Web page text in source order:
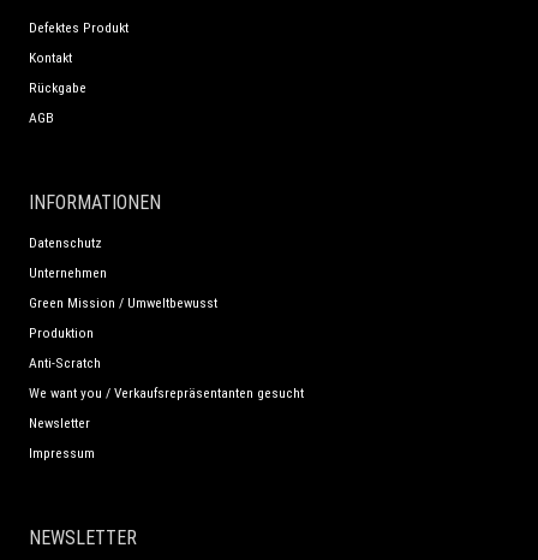
Defektes Produkt
Kontakt
Rückgabe
AGB
INFORMATIONEN
Datenschutz
Unternehmen
Green Mission / Umweltbewusst
Produktion
Anti-Scratch
We want you / Verkaufsrepräsentanten gesucht
Newsletter
Impressum
NEWSLETTER